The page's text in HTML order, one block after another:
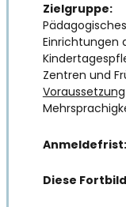
Zielgruppe:
Einrichtungen
Zentren und
Voraussetzung
Anmeldefrist:
Diese